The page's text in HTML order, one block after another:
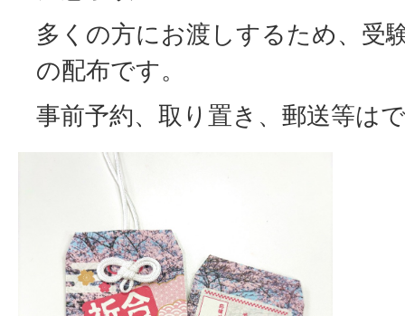
多くの方にお渡しするため、受
の配布です。
事前予約、取り置き、郵送等は